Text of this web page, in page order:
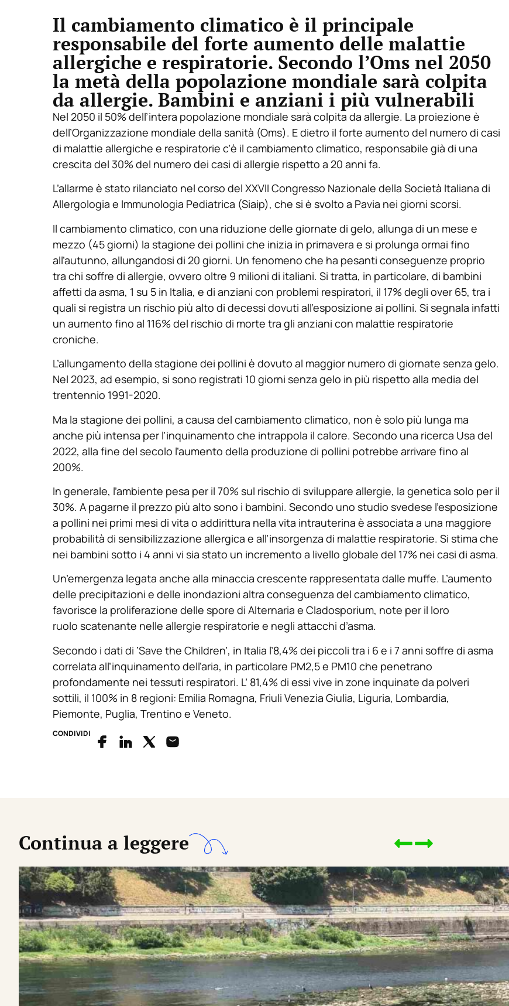
Il cambiamento climatico è il principale
responsabile del forte aumento delle malattie
allergiche e respiratorie. Secondo l’Oms nel 2050
la metà della popolazione mondiale sarà colpita
da allergie. Bambini e anziani i più vulnerabili
Nel 2050 il 50% dell’intera popolazione mondiale sarà colpita da allergie. La proiezione è
dell’Organizzazione mondiale della sanità (Oms). E dietro il forte aumento del numero di casi
di malattie allergiche e respiratorie c’è il cambiamento climatico, responsabile già di una
crescita del 30% del numero dei casi di allergie rispetto a 20 anni fa.
L’allarme è stato rilanciato nel corso del XXVII Congresso Nazionale della Società Italiana di
Allergologia e Immunologia Pediatrica (Siaip), che si è svolto a Pavia nei giorni scorsi.
Il cambiamento climatico, con una riduzione delle giornate di gelo, allunga di un mese e
mezzo (45 giorni) la stagione dei pollini che inizia in primavera e si prolunga ormai fino
all’autunno, allungandosi di 20 giorni. Un fenomeno che ha pesanti conseguenze proprio
tra chi soffre di allergie, ovvero oltre 9 milioni di italiani. Si tratta, in particolare, di bambini
affetti da asma, 1 su 5 in Italia, e di anziani con problemi respiratori, il 17% degli over 65, tra i
quali si registra un rischio più alto di decessi dovuti all’esposizione ai pollini. Si segnala infatti
un aumento fino al 116% del rischio di morte tra gli anziani con malattie respiratorie
croniche.
L’allungamento della stagione dei pollini è dovuto al maggior numero di giornate senza gelo.
Nel 2023, ad esempio, si sono registrati 10 giorni senza gelo in più rispetto alla media del
trentennio 1991-2020.
Ma la stagione dei pollini, a causa del cambiamento climatico, non è solo più lunga ma
anche più intensa per l’inquinamento che intrappola il calore. Secondo una ricerca Usa del
2022, alla fine del secolo l’aumento della produzione di pollini potrebbe arrivare fino al
200%.
In generale, l’ambiente pesa per il 70% sul rischio di sviluppare allergie, la genetica solo per il
30%. A pagarne il prezzo più alto sono i bambini. Secondo uno studio svedese l’esposizione
a pollini nei primi mesi di vita o addirittura nella vita intrauterina è associata a una maggiore
probabilità di sensibilizzazione allergica e all’insorgenza di malattie respiratorie. Si stima che
nei bambini sotto i 4 anni vi sia stato un incremento a livello globale del 17% nei casi di asma.
Un’emergenza legata anche alla minaccia crescente rappresentata dalle muffe. L’aumento
delle precipitazioni e delle inondazioni altra conseguenza del cambiamento climatico,
favorisce la proliferazione delle spore di Alternaria e Cladosporium, note per il loro
ruolo scatenante nelle allergie respiratorie e negli attacchi d’asma.
Secondo i dati di ‘Save the Children’, in Italia l’8,4% dei piccoli tra i 6 e i 7 anni soffre di asma
correlata all’inquinamento dell’aria, in particolare PM2,5 e PM10 che penetrano
profondamente nei tessuti respiratori. L’ 81,4% di essi vive in zone inquinate da polveri
sottili, il 100% in 8 regioni: Emilia Romagna, Friuli Venezia Giulia, Liguria, Lombardia,
Piemonte, Puglia, Trentino e Veneto.
CONDIVIDI
Continua a leggere